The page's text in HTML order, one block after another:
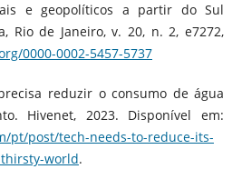
e geopolíticos a partir do Sul
Rio de Janeiro, v. 20, n. 2, e7272,
0000-0002-5457-5737
reduzir o consumo de água
Hivenet, 2023. Disponível em:
pt/post/tech-needs-to-reduce-its-
world.